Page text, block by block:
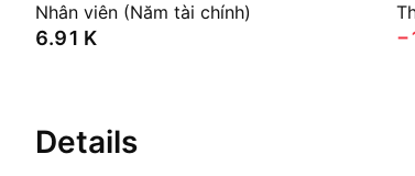
Nhân viên (Năm tài chính)
‪6.91 K‬
Details